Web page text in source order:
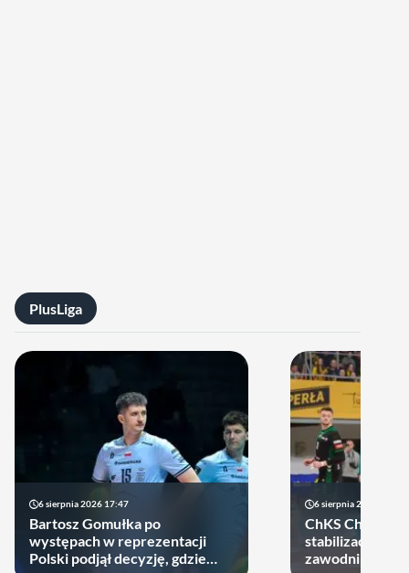
PlusLiga
6 sierpnia 2026 17:47
Bartosz Gomułka po
występach w reprezentacji
Polski podjął decyzję, gdzie
6 sierpnia 2026 10:14
ChKS Chełm
stabilizację.
zawodników